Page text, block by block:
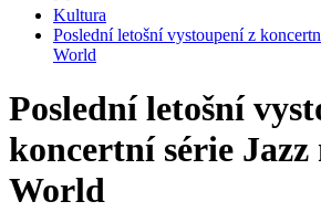
Kultura
Poslední letošní vystoupení z
World
Poslední letošní
koncertní série Jazz
World